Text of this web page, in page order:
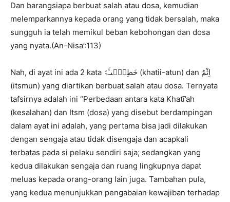
Dan barangsiapa berbuat salah atau dosa, kemudian
melemparkannya kepada orang yang tidak bersalah, maka
sungguh ia telah memikul beban kebohongan dan dosa
yang nyata.(An-Nisa’:113)
Nah, di ayat ini ada 2 kata خَطِیۡٓٮـَٔۃً (khatii-atun) dan اِثْمٌ
(itsmun) yang diartikan berbuat salah atau dosa. Ternyata
tafsirnya adalah ini “Perbedaan antara kata Khatī’ah
(kesalahan) dan Itsm (dosa) yang disebut berdampingan
dalam ayat ini adalah, yang pertama bisa jadi dilakukan
dengan sengaja atau tidak disengaja dan acapkali
terbatas pada si pelaku sendiri saja; sedangkan yang
kedua dilakukan sengaja dan ruang lingkupnya dapat
meluas kepada orang-orang lain juga. Tambahan pula,
yang kedua menunjukkan pengabaian kewajiban terhadap